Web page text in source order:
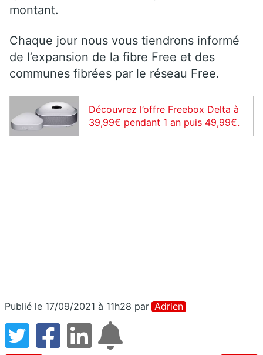
montant.
Chaque jour nous vous tiendrons informé
de l’expansion de la fibre Free et des
communes fibrées par le réseau Free.
Découvrez l’offre Freebox Delta à
39,99€ pendant 1 an puis 49,99€.
Publié le 17/09/2021 à 11h28 par Adrien